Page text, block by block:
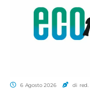
6 Agosto 2026 di red.